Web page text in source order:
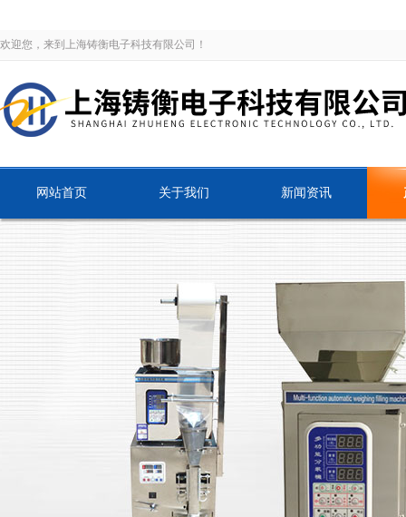
欢迎您，来到上海铸衡电子科技有限公司！
网站首页 关于我们 新闻资讯